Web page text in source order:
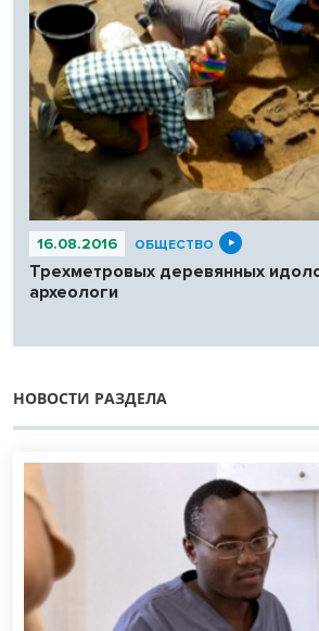
16.08.2016 ОБЩЕСТВО
Трехметровых деревянных
археологи
НОВОСТИ РАЗДЕЛА